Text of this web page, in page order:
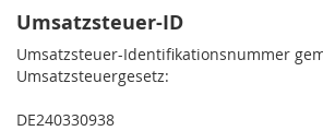
Umsatzsteuer-ID
Umsatzsteuer-Identifikationsnummer
Umsatzsteuergesetz:
DE240330938